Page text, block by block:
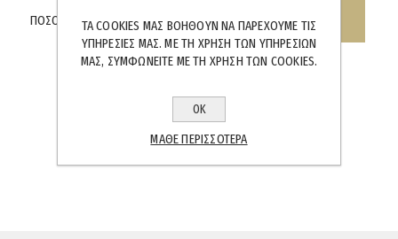
ΠΟΣΌΤΗΤΑ:
SHARE:
ΤΑ COOKIES ΜΑΣ ΒΟΗΘΟΎΝ ΝΑ ΠΑΡΈΧΟΥΜΕ ΤΙΣ
ΥΠΗΡΕΣΊΕΣ ΜΑΣ. ΜΕ ΤΗ ΧΡΉΣΗ ΤΩΝ ΥΠΗΡΕΣΙΏΝ
ΜΑΣ, ΣΥΜΦΩΝΕΊΤΕ ΜΕ ΤΗ ΧΡΉΣΗ ΤΩΝ COOKIES.
ΟΚ
ΜΆΘΕ ΠΕΡΙΣΣΌΤΕΡΑ